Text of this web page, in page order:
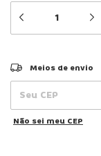
Entregas para o CEP:
Meios de envio
Não sei meu CEP